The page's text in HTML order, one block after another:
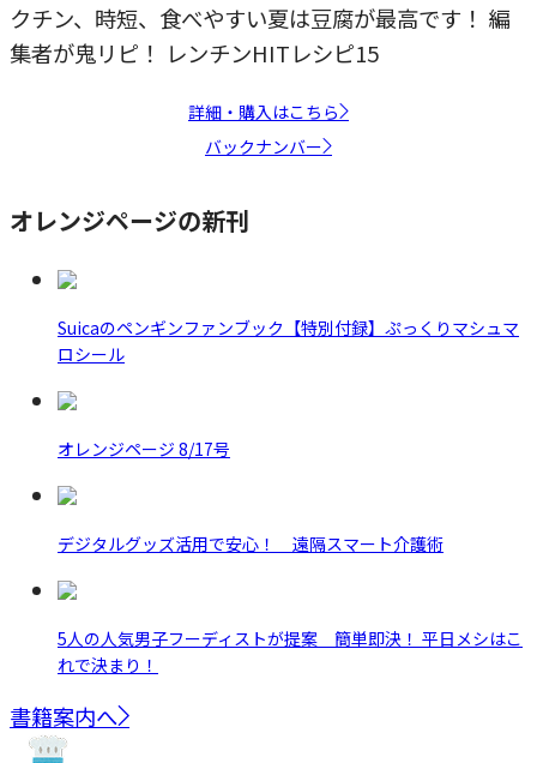
クチン、時短、食べやすい夏は豆腐が最高です！ 編
集者が鬼リピ！ レンチンHITレシピ15
詳細・購入はこちら
バックナンバー
オレンジページの新刊
Suicaのペンギンファンブック【特別付録】ぷっくりマシュマ
ロシール
オレンジページ 8/17号
デジタルグッズ活用で安心！ 遠隔スマート介護術
5人の人気男子フーディストが提案 簡単即決！ 平日メシはこ
れで決まり！
書籍案内へ